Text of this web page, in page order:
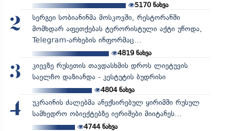
5170ნახვა
2
სერგეი სობიანინმა მოსკოვში, რესტორანში
მომხდარ აფეთქებას ტერორისტული აქტი უწოდა,
Telegram-არხების ინფორმაც...
4819ნახვა
3
კიევზე რუსეთის თავდასხმის დროს ლიეტუვის
საელჩო დაზიანდა - კესტუტის ბუდრისი
4804ნახვა
4
უკრაინის ძალებმა ანექსირებულ ყირიმში რუსულ
სამხედრო ობიექტებზე იერიშები მიიტანეს...
4744ნახვა